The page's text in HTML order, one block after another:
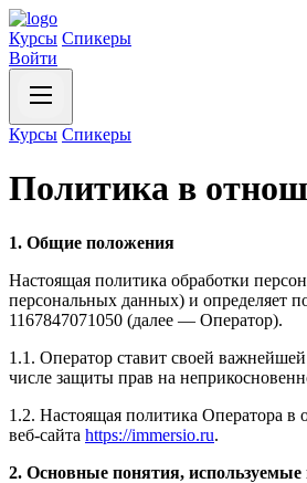
Курсы Спикеры
Войти
Курсы Спикеры
Политика в
1. Общие положения
Настоящая политика обработки
персональных данных) и
1167847071050 (далее — Оператор).
1.1. Оператор ставит своей
числе защиты прав на
1.2. Настоящая политика Оператора
веб-сайта https://immersio.ru.
2. Основные понятия,